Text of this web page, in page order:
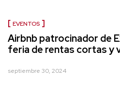
EVENTOS
Airbnb patrocinador de
feria de rentas cortas y
septiembre 30, 2024